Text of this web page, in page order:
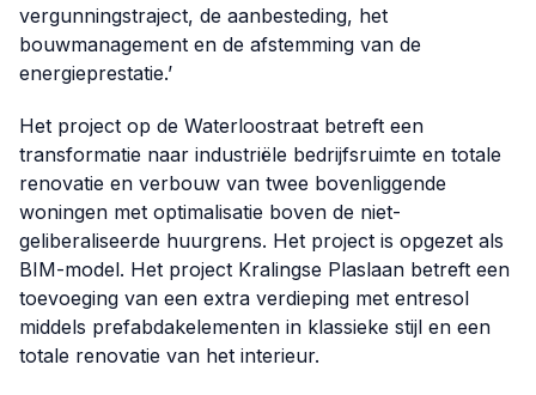
vergunningstraject, de aanbesteding, het
bouwmanagement en de afstemming van de
energieprestatie.’
Het project op de Waterloostraat betreft een
transformatie naar industriële bedrijfsruimte en totale
renovatie en verbouw van twee bovenliggende
woningen met optimalisatie boven de niet-
geliberaliseerde huurgrens. Het project is opgezet als
BIM-model. Het project Kralingse Plaslaan betreft een
toevoeging van een extra verdieping met entresol
middels prefabdakelementen in klassieke stijl en een
totale renovatie van het interieur.